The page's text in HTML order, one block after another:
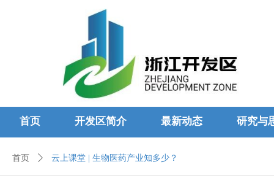
首页 开发区简介 最新动态 研究与
首页 ꄲ 云上课堂 | 生物医药产业知多少？